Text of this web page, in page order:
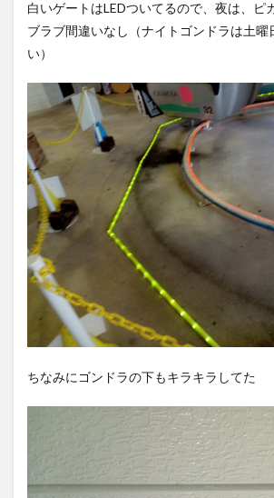
白いゲートはLEDついてるので、夜は、ピ
ブラブ間違いなし（ナイトゴンドラは土曜
い）
ちなみにゴンドラの下もキラキラしてた